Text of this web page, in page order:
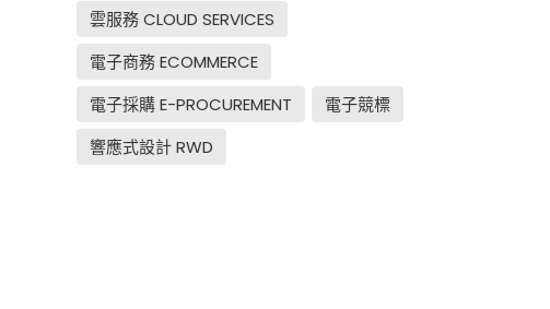
雲服務 CLOUD SERVICES
電子商務 ECOMMERCE
電子採購 E-PROCUREMENT
電子競標
響應式設計 RWD